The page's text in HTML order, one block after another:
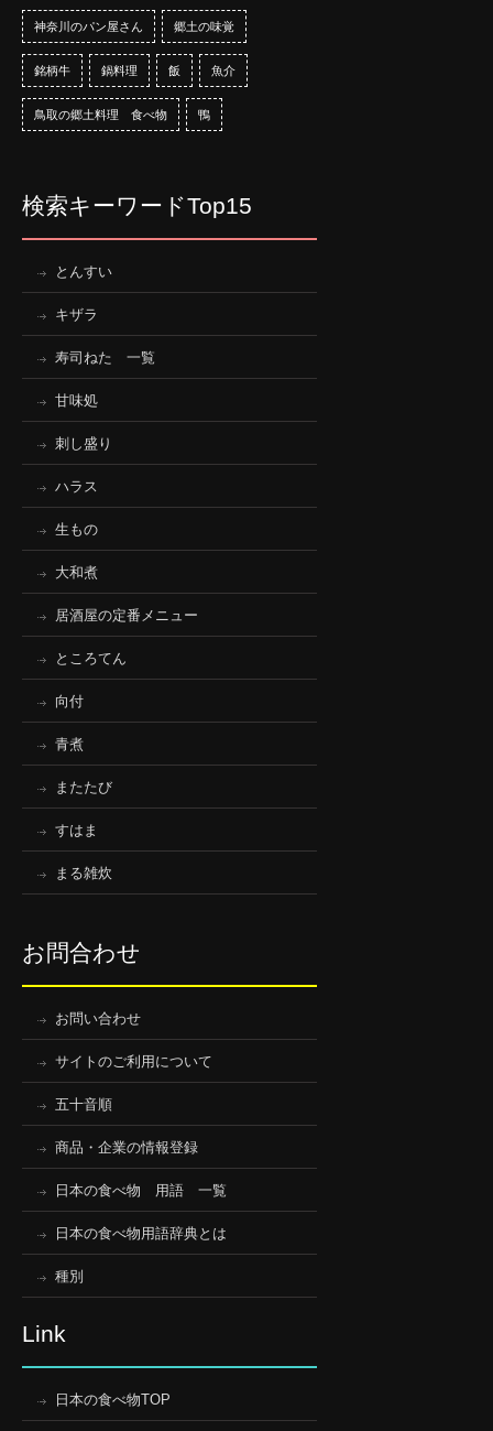
神奈川のパン屋さん 郷土の味覚
銘柄牛 鍋料理 飯 魚介
鳥取の郷土料理 食べ物 鴨
検索キーワードTop15
とんすい
キザラ
寿司ねた 一覧
甘味処
刺し盛り
ハラス
生もの
大和煮
居酒屋の定番メニュー
ところてん
向付
青煮
またたび
すはま
まる雑炊
お問合わせ
お問い合わせ
サイトのご利用について
五十音順
商品・企業の情報登録
日本の食べ物 用語 一覧
日本の食べ物用語辞典とは
種別
Link
日本の食べ物TOP